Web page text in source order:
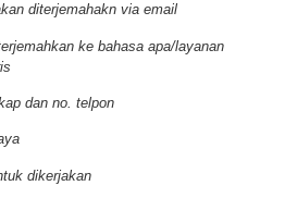
diterjemahakn via email
ke bahasa apa/layanan
dan no. telpon
dikerjakan